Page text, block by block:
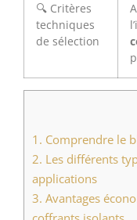
🔍 Critères
techniques
de sélection
1. Comprendre le
2. Les différents
applications
3. Avantages